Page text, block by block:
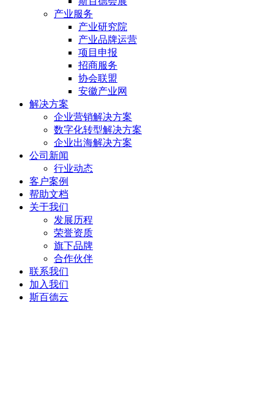
产业服务
产业研究院
产业品牌运营
项目申报
招商服务
协会联盟
安徽产业网
解决方案
企业营销解决方案
数字化转型解决方案
企业出海解决方案
公司新闻
行业动态
客户案例
帮助文档
关于我们
发展历程
荣誉资质
旗下品牌
合作伙伴
联系我们
加入我们
斯百德云